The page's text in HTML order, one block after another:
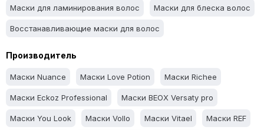
Маски для ламинирования волос Маски для блеска волос
Восстанавливающие маски для волос
Производитель
Маски Nuance Маски Love Potion Маски Richee
Маски Eckoz Professional Маски BEOX Versaty pro
Маски You Look Маски Vollo Маски Vitael Маски REF